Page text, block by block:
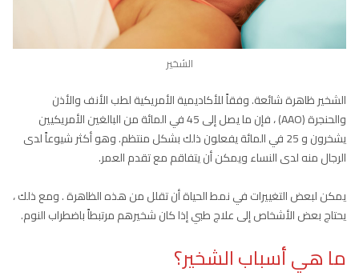
الشخير
الشخير ظاهرة شائعة. وفقاً للأكاديمية الأمريكية لطب الأنف والأذن
والحنجرة (AAO) ، فإن ما يصل إلى 45 في المائة من البالغين الأمريكيين
يشخرون و 25 في المائة يفعلون ذلك بشكل منتظم. وهو أكثر شيوعاً لدى
الرجال منه لدى النساء ويمكن أن يتفاقم مع تقدم العمر.
يمكن لبعض التغييرات في نمط الحياة أن تقلل من هذه الظاهرة . ومع ذلك ،
يحتاج بعض الأشخاص إلى علاج طبي إذا كان شخيرهم مرتبطاً باضطراب النوم.
ما هي أسباب الشخير؟